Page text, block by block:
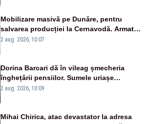
Mobilizare masivă pe Dunăre, pentru
salvarea producției la Cernavodă. Armata
va detona o stâncă și va devia apa
2 aug. 2026, 10:07
Dorina Barcari dă în vileag șmecheria
înghețării pensiilor. Sumele uriașe
pierdute de fiecare român
2 aug. 2026, 10:09
Mihai Chirica, atac devastator la adresa